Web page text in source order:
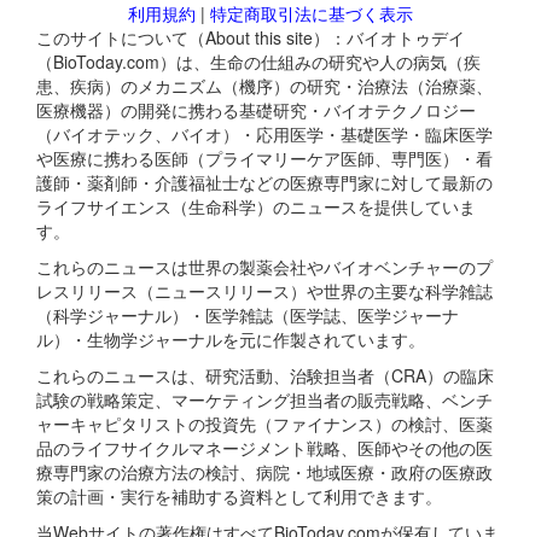
利用規約 | 特定商取引法に基づく表示
このサイトについて（About this site）：バイオトゥデイ
（BioToday.com）は、生命の仕組みの研究や人の病気（疾
患、疾病）のメカニズム（機序）の研究・治療法（治療薬、
医療機器）の開発に携わる基礎研究・バイオテクノロジー
（バイオテック、バイオ）・応用医学・基礎医学・臨床医学
や医療に携わる医師（プライマリーケア医師、専門医）・看
護師・薬剤師・介護福祉士などの医療専門家に対して最新の
ライフサイエンス（生命科学）のニュースを提供していま
す。
これらのニュースは世界の製薬会社やバイオベンチャーのプ
レスリリース（ニュースリリース）や世界の主要な科学雑誌
（科学ジャーナル）・医学雑誌（医学誌、医学ジャーナ
ル）・生物学ジャーナルを元に作製されています。
これらのニュースは、研究活動、治験担当者（CRA）の臨床
試験の戦略策定、マーケティング担当者の販売戦略、ベンチ
ャーキャピタリストの投資先（ファイナンス）の検討、医薬
品のライフサイクルマネージメント戦略、医師やその他の医
療専門家の治療方法の検討、病院・地域医療・政府の医療政
策の計画・実行を補助する資料として利用できます。